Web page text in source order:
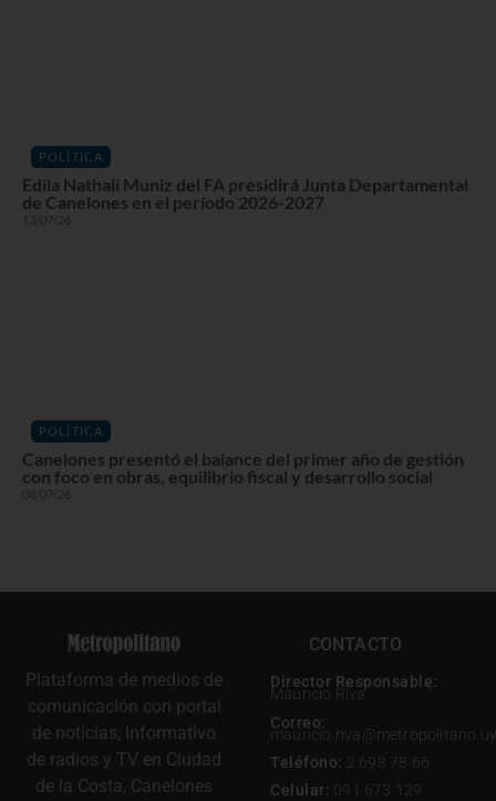
POLÍTICA
Edila Nathali Muniz del FA presidirá Junta Departamental
de Canelones en el período 2026-2027
13/07/26
POLÍTICA
Canelones presentó el balance del primer año de gestión
con foco en obras, equilibrio fiscal y desarrollo social
08/07/26
Plataforma de medios de
comunicación con portal
de noticias, Informativo
de radios y TV en Ciudad
de la Costa, Canelones
CONTACTO
Director Responsable:
Mauricio Riva
Correo:
mauricio.riva@metropolitano.uy
Teléfono: 2 698 78 66
Celular: 091 673 129